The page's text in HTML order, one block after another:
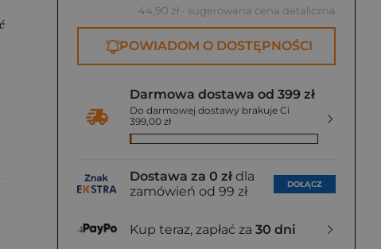
44,90 zł - sugerowana cena detaliczna
POWIADOM O DOSTĘPNOŚCI
Darmowa dostawa od 399 zł
Do darmowej dostawy brakuje Ci
399,00 zł
Dostawa za 0 zł dla
zamówień od 99 zł
DOŁĄCZ
Kup teraz, zapłać za 30 dni